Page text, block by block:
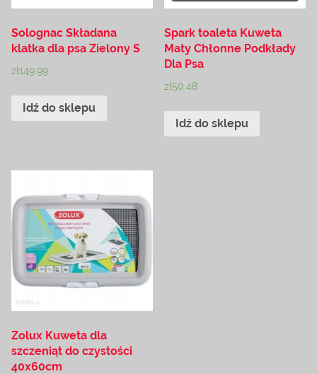
Solognac Składana
klatka dla psa Zielony S
zł149.99
Idź do sklepu
Spark toaleta Kuweta
Maty Chłonne Podkłady
Dla Psa
zł50.48
Idź do sklepu
Zolux Kuweta dla
szczeniąt do czystości
40x60cm